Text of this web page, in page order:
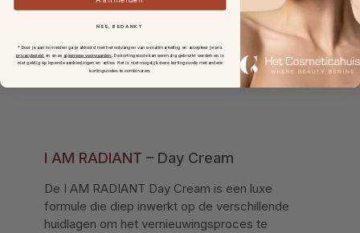
I AM RADIANT – Day Cream
De I AM RADIANT Day Cream is een luxe
formule die diep inwerkt op de verschillende
huidlagen om het vernieuwingsproces te
NEE, BEDANKT
* Door je aan te melden ga je akkoord met het ontvangen van e-mailmarketing en accepteer je ons
privacybeleid en onze algemene voorwaarden .De kortingscode kan eenmalig gebruikt worden en is
niet geldig op lopende aanbiedingen en acties. Het is niet mogelijk deze kortingscode met andere
kortingscodes te combineren.